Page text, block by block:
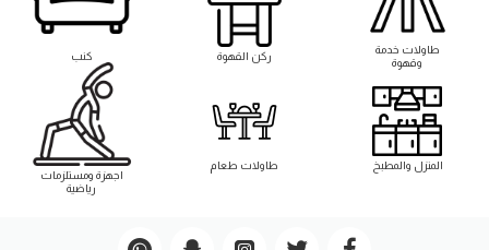
طاوﻻت خدمة
وقهوة
ركن القهوة كنب
المنزل والمطبخ
طاوﻻت طعام
اجهزة ومستلزمات
رياضية